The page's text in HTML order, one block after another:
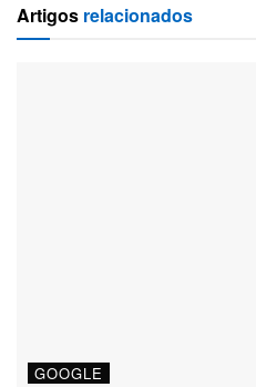
Artigos relacionados
GOOGLE